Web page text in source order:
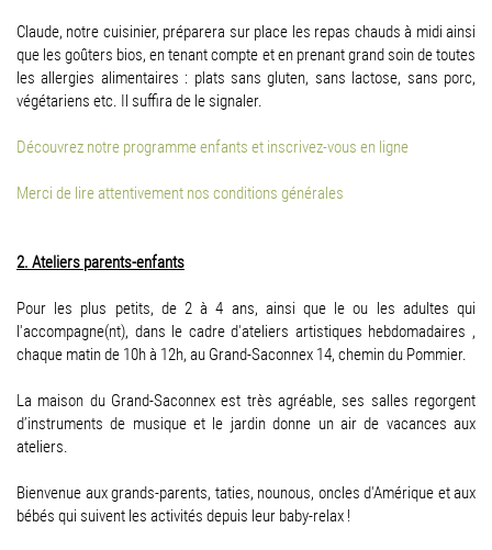
Claude, notre cuisinier, préparera sur place les repas chauds à midi ainsi
que les goûters bios, en tenant compte et en prenant grand soin de toutes
les allergies alimentaires : plats sans gluten, sans lactose, sans porc,
végétariens etc. Il suffira de le signaler.
Découvrez notre programme enfants et inscrivez-vous en ligne
Merci de lire attentivement nos conditions générales
2. Ateliers parents-enfants
Pour les plus petits, de 2 à 4 ans, ainsi que le ou les adultes qui
l'accompagne(nt), dans le cadre d'ateliers artistiques hebdomadaires ,
chaque matin de 10h à 12h, au Grand-Saconnex 14, chemin du Pommier.
La maison du Grand-Saconnex est très agréable, ses salles regorgent
d’instruments de musique et le jardin donne un air de vacances aux
ateliers.
Bienvenue aux grands-parents, taties, nounous, oncles d'Amérique et aux
bébés qui suivent les activités depuis leur baby-relax !